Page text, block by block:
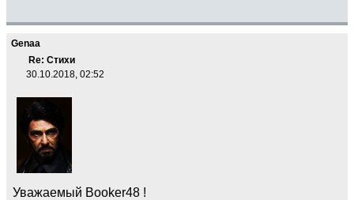
Genaa
Re: Стихи
30.10.2018, 02:52
Уважаемый Booker48 !